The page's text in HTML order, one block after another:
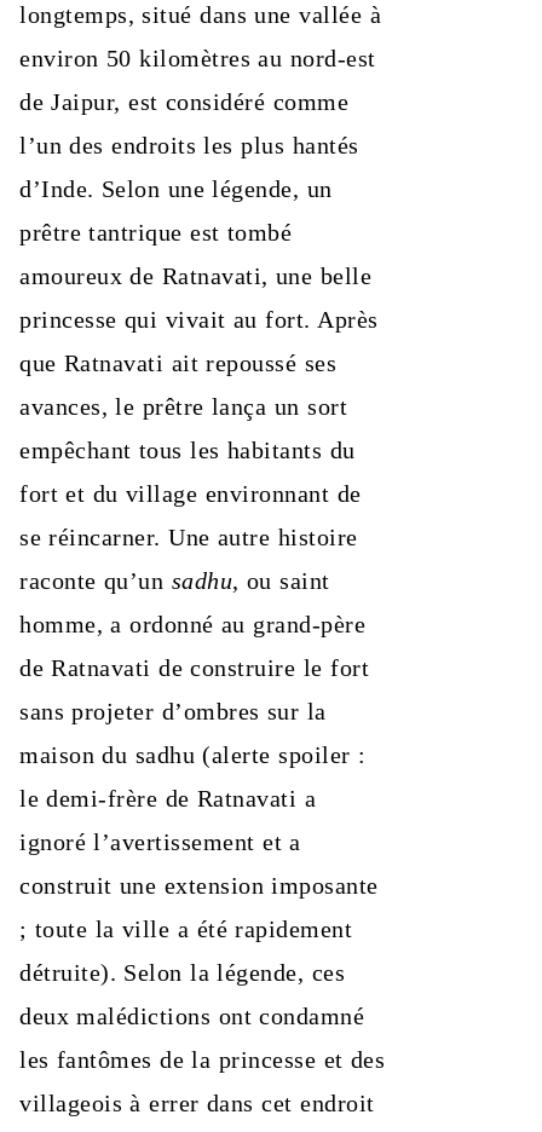
longtemps, situé dans une vallée à
environ 50 kilomètres au nord-est
de Jaipur, est considéré comme
l’un des endroits les plus hantés
d’Inde. Selon une légende, un
prêtre tantrique est tombé
amoureux de Ratnavati, une belle
princesse qui vivait au fort. Après
que Ratnavati ait repoussé ses
avances, le prêtre lança un sort
empêchant tous les habitants du
fort et du village environnant de
se réincarner. Une autre histoire
raconte qu’un sadhu, ou saint
homme, a ordonné au grand-père
de Ratnavati de construire le fort
sans projeter d’ombres sur la
maison du sadhu (alerte spoiler :
le demi-frère de Ratnavati a
ignoré l’avertissement et a
construit une extension imposante
; toute la ville a été rapidement
détruite). Selon la légende, ces
deux malédictions ont condamné
les fantômes de la princesse et des
villageois à errer dans cet endroit